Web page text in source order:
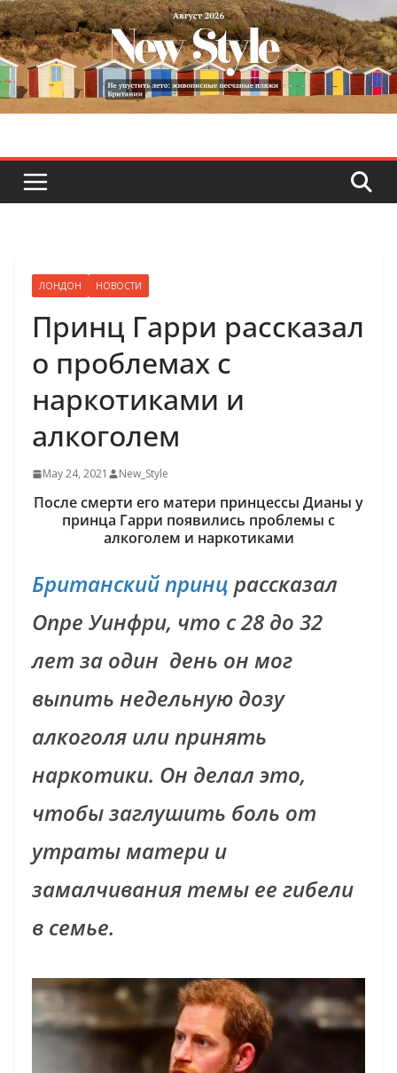
Skip
to
content
ЛОНДОН НОВОСТИ
Принц Гарри рассказал
о проблемах с
наркотиками и
алкоголем
May 24, 2021 New_Style
После смерти его матери принцессы Дианы у
принца Гарри появились проблемы с
алкоголем и наркотиками
Британский принц рассказал
Опре Уинфри, что с 28 до 32
лет за один день он мог
выпить недельную дозу
алкоголя или принять
наркотики. Он делал это,
чтобы заглушить боль от
утраты матери и
замалчивания темы ее гибели
в семье.